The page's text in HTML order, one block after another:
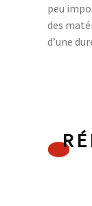
peu
des
d’une